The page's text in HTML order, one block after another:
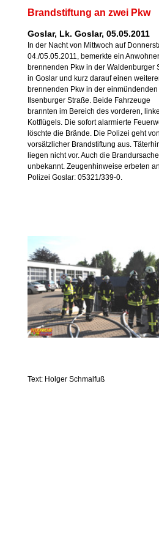
Brandstiftung an zwei Pkw
Goslar, Lk. Goslar, 05.05.2011
In der Nacht von Mittwoch auf
04./05.05.2011, bemerkte ein
brennenden Pkw in der Waldenburger
in Goslar und kurz darauf einen
brennenden Pkw in der einmündenden
Ilsenburger Straße. Beide Fahrzeuge
brannten im Bereich des vorderen,
Kotflügels. Die sofort alarmierte
löschte die Brände. Die Polizei geht
vorsätzlicher Brandstiftung aus.
liegen nicht vor. Auch die
unbekannt. Zeugenhinweise erbeten
Polizei Goslar: 05321/339-0.
Text: Holger Schmalfuß